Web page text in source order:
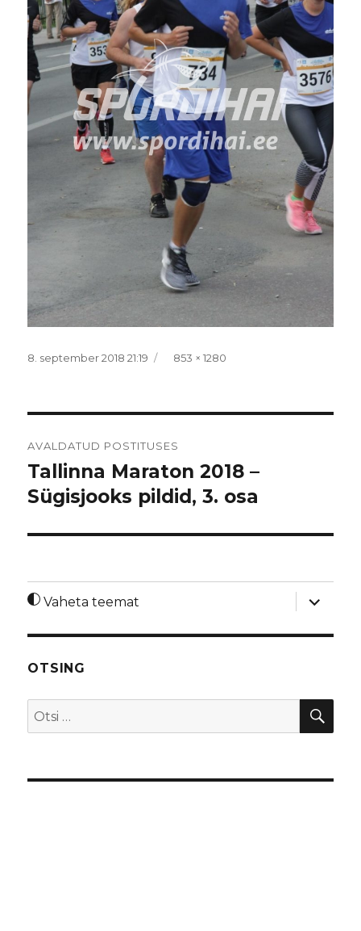
Postitatud
8. september 2018 21:19 Täissuurus
853 × 1280
AVALDATUD POSTITUSES
Tallinna Maraton 2018 –
Sügisjooks pildid, 3. osa
Vaheta teemat
laienda
OTSING
Otsi: